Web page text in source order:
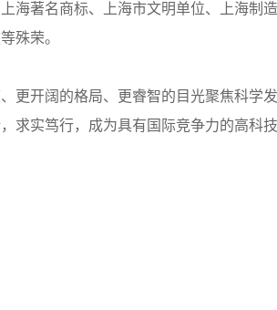
海著名商标、上海市文明单位、上海制造
殊荣。
更开阔的格局、更睿智的目光聚焦科学发
求实笃行，成为具有国际竞争力的高科技